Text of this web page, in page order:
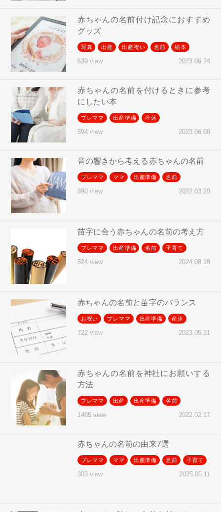
赤ちゃんの名前付け記念におすすめ
グッズ
写真 出産 出産祝い 名前 絵本
639 view 2023.06.24
赤ちゃんの名前を付けるときに参考
にしたい本
プレママ 出産準備 産休
594 view 2023.06.08
音の響きから考える赤ちゃんの名前
プレママ ママ 出産準備 名前
890 view 2022.03.20
苗字に合う赤ちゃんの名前の考え方
プレママ 出産準備 名前 子育て
524 view 2024.08.18
赤ちゃんの名前と苗字のバランス
お祝い プレママ 出産準備 産休
722 view 2023.05.31
赤ちゃんの名前を神社にお願いする
方法
プレママ 出産 出産準備 名前
1485 view 2022.02.17
赤ちゃんの名前の由来7選
プレママ ママ 出産準備 名前 子育て
303 view 2025.05.11